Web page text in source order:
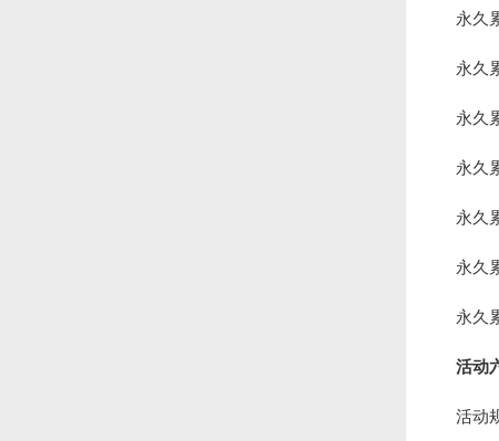
永久
永久
永久
永久
永久
永久
永久
活动
活动